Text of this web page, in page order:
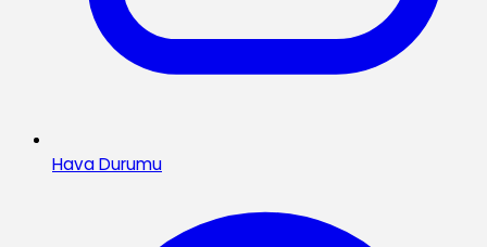
Hava Durumu